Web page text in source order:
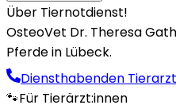
Über Tiernotdienst!
OsteoVet Dr. Theresa
Pferde in Lübeck.
Diensthabenden
🐾Für Tierärzt:innen